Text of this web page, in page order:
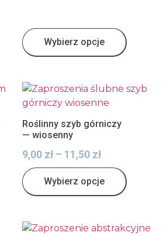
Wybierz opcje
Roślinny szyb górniczy
— wiosenny
9,00 zł – 11,50 zł
Wybierz opcje